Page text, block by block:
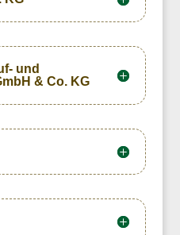
und
& Co. KG